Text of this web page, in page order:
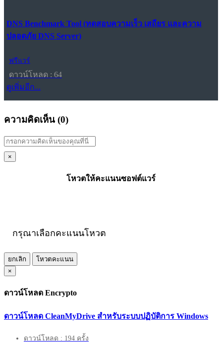
DNS Benchmark Tool (ทดสอบความเร็ว เสถียร และความ
ปลอดภัย DNS Server)
ฟรีแวร์
ดาวน์โหลด : 64
ดูเพิ่มอีก...
ความคิดเห็น (0)
×
โหวตให้คะแนนซอฟต์แวร์
กรุณาเลือกคะแนนโหวต
ยกเลิก
โหวตคะแนน
×
ดาวน์โหลด Encrypto
ดาวน์โหลด CleanMyDrive สำหรับระบบปฏิบัติการ Windows
ดาวน์โหลด : 194 ครั้ง